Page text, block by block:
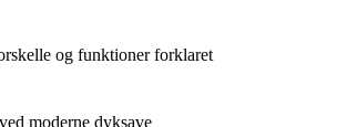
og funktioner forklaret
moderne dyksave